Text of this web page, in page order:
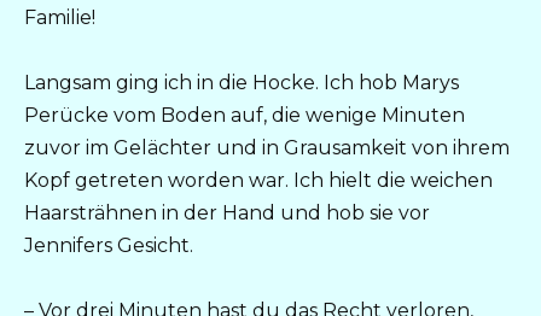
Familie!
Langsam ging ich in die Hocke. Ich hob Marys
Perücke vom Boden auf, die wenige Minuten
zuvor im Gelächter und in Grausamkeit von ihrem
Kopf getreten worden war. Ich hielt die weichen
Haarsträhnen in der Hand und hob sie vor
Jennifers Gesicht.
– Vor drei Minuten hast du das Recht verloren,